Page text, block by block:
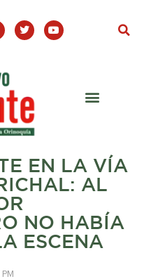
T
w
i
Y
o
u
EN LA VÍA
AL
NO HABÍA
ESCENA